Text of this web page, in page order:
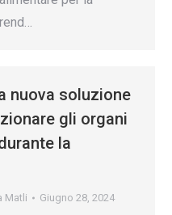
nuova soluzione
gli organi
la
Matli Giugno 28, 2024